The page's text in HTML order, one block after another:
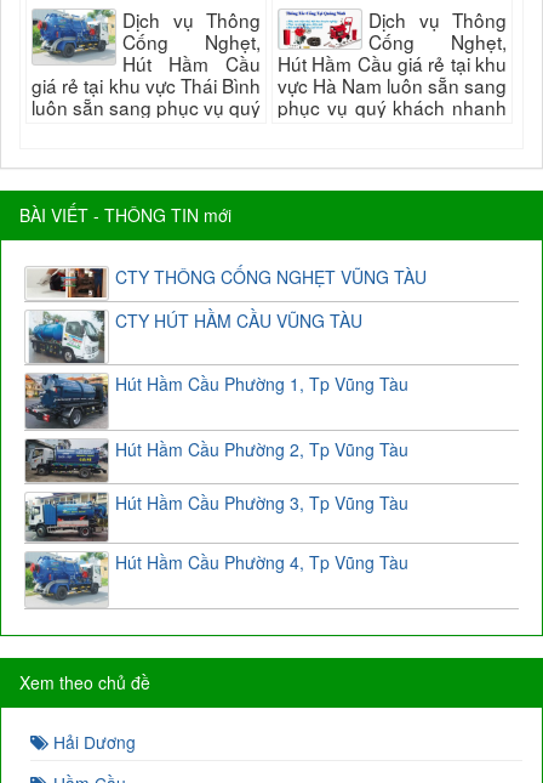
Dịch vụ Thông
Cống Nghẹt,
Hút Hầm Cầu
giá rẻ tại khu vực Thái Bình
luôn sẵn sang phục vụ quý
quý...
Dịch vụ Thông
Cống Nghẹt,
Hút Hầm Cầu giá rẻ tại khu
vực Hà Nam luôn sẵn sang
phục vụ quý khách nhanh
BÀI VIẾT - THÔNG TIN mới
CTY THÔNG CỐNG NGHẸT VŨNG TÀU
CTY HÚT HẦM CẦU VŨNG TÀU
Hút Hầm Cầu Phường 1, Tp Vũng Tàu
Hút Hầm Cầu Phường 2, Tp Vũng Tàu
Hút Hầm Cầu Phường 3, Tp Vũng Tàu
Hút Hầm Cầu Phường 4, Tp Vũng Tàu
Xem theo chủ đề
Hải Dương